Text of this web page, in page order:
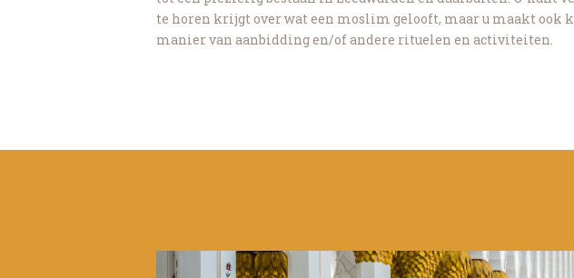
te horen krijgt over wat een moslim gelooft, maar u maakt ook
manier van aanbidding en/of andere rituelen en activiteiten.